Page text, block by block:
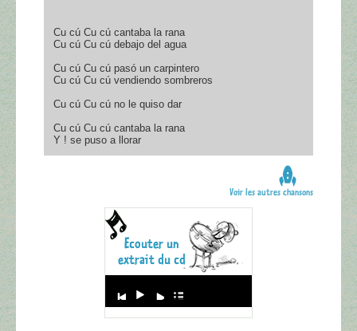
Cu cú Cu cú cantaba la rana
Cu cú Cu cú debajo del agua
Cu cú Cu cú pasó un carpintero
Cu cú Cu cú vendiendo sombreros
Cu cú Cu cú no le quiso dar
Cu cú Cu cú cantaba la rana
Y ! se puso a llorar
Voir les autres chansons
Player